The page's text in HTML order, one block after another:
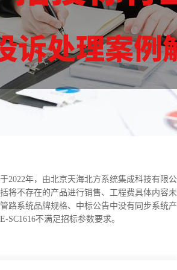
2022年，由北京天海北方系统集成科技有限
将不存在的产品进行销售、工程费具体内容
路系统品牌规格、中标公告中没有同步系统
SC1616不满足招标参数要求。
XM001